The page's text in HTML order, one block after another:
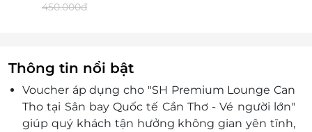
450.000đ
Thông tin nổi bật
Voucher áp dụng cho "SH Premium Lounge Can
Tho tại Sân bay Quốc tế Cần Thơ - Vé người lớn"
giúp quý khách tận hưởng không gian yên tĩnh,